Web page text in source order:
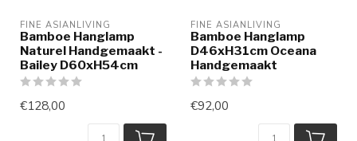
FINE ASIANLIVING
Bamboe Hanglamp
Naturel Handgemaakt -
Bailey D60xH54cm
€128,00
FINE ASIANLIVING
Bamboe Hanglamp
D46xH31cm Oceana
Handgemaakt
€92,00